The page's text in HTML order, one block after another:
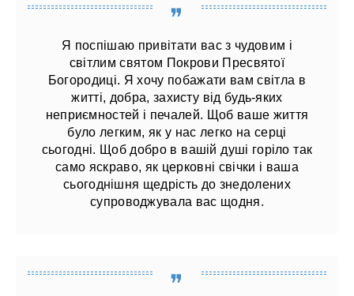
Я поспішаю привітати вас з чудовим і
світлим святом Покрови Пресвятої
Богородиці. Я хочу побажати вам світла в
житті, добра, захисту від будь-яких
неприємностей і печалей. Щоб ваше життя
було легким, як у нас легко на серці
сьогодні. Щоб добро в вашій душі горіло так
само яскраво, як церковні свічки і ваша
сьогоднішня щедрість до знедолених
супроводжувала вас щодня.